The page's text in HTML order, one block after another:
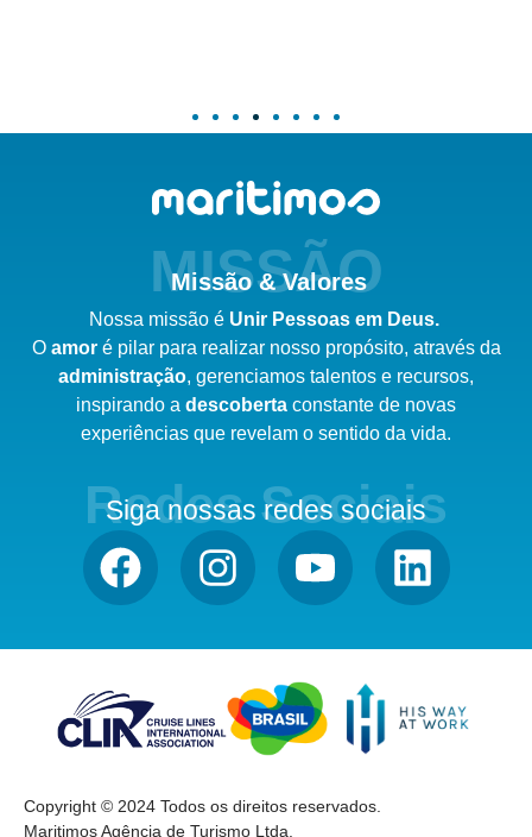
MISSÃO
Missão & Valores
Nossa missão é Unir Pessoas em Deus.
O amor é pilar para realizar nosso propósito, através da
administração, gerenciamos talentos e recursos,
inspirando a descoberta constante de novas
experiências que revelam o sentido da vida.
Redes Sociais
Siga nossas redes sociais
Copyright © 2024 Todos os direitos reservados.
Maritimos Agência de Turismo Ltda.